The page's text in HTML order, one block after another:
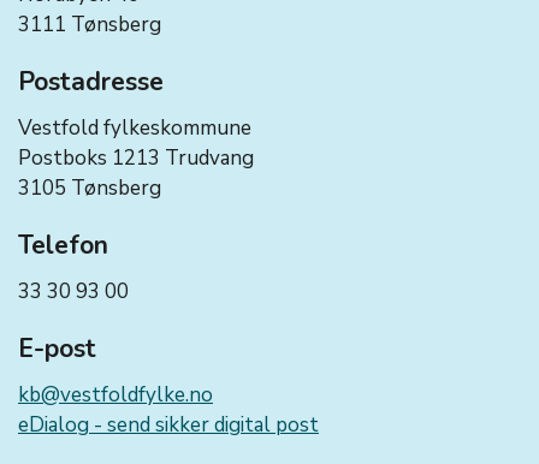
3111 Tønsberg
Postadresse
Vestfold fylkeskommune
Postboks 1213 Trudvang
3105 Tønsberg
Telefon
33 30 93 00
E-post
kb@vestfoldfylke.no
eDialog - send sikker digital post